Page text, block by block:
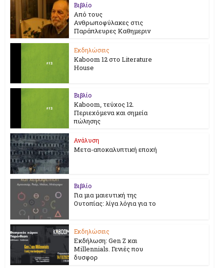
Βιβλίο
Από τους
Ανθρωποφύλακες στις
Παράπλευρες Καθημεριν
Εκδηλώσεις
Kaboom 12 στο Literature
House
Βιβλίο
Kaboom, τεύχος 12.
Περιεχόμενα και σημεία
πώλησης
Ανάλυση
Μετα-αποκαλυπτική εποχή
Βιβλίο
Για μια μαιευτική της
Ουτοπίας: λίγα λόγια για το
Εκδηλώσεις
Εκδήλωση: Gen Z και
Millennials. Γενιές που
δυσφορ